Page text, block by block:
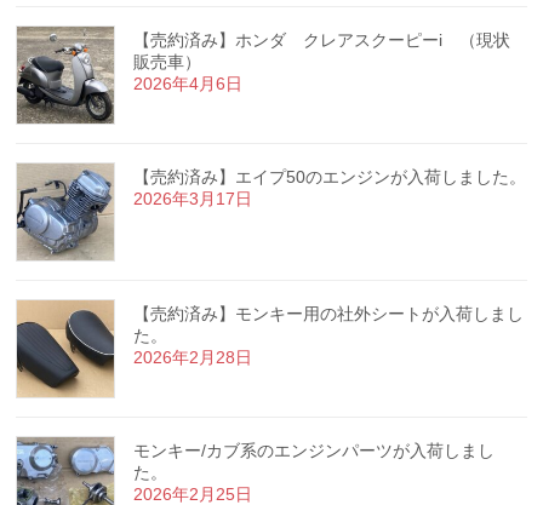
【売約済み】ホンダ クレアスクーピーi （現状
販売車）
2026年4月6日
【売約済み】エイプ50のエンジンが入荷しました。
2026年3月17日
【売約済み】モンキー用の社外シートが入荷しまし
た。
2026年2月28日
モンキー/カブ系のエンジンパーツが入荷しまし
た。
2026年2月25日